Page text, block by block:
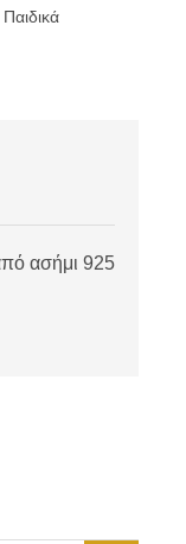
Παιδικά
ασήμι 925